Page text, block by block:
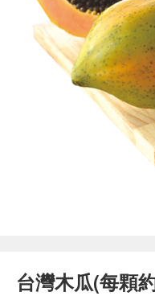
台灣木瓜(每顆